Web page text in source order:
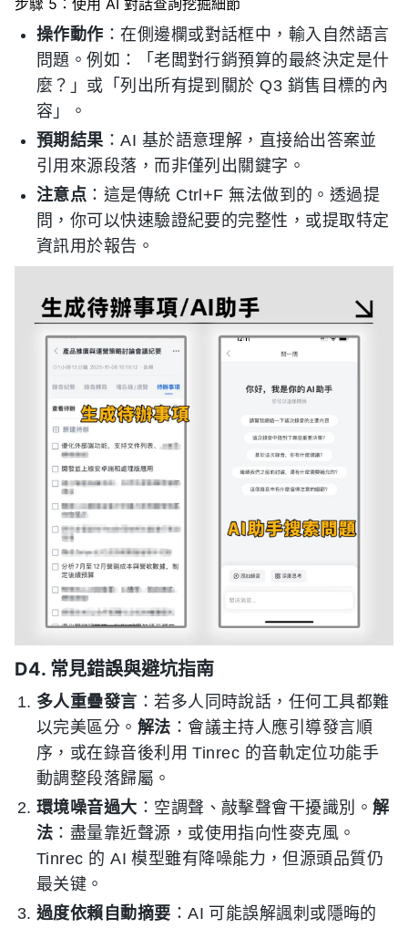
操作動作 ：在側邊欄或對話框中，輸入自然語言
問題。例如：「老闆對行銷預算的最終決定是什
麼？」或「列出所有提到關於 Q3 銷售目標的內
容」。
預期結果 ：AI 基於語意理解，直接給出答案並
引用來源段落，而非僅列出關鍵字。
注意点 ：這是傳統 Ctrl+F 無法做到的。透過提
問，你可以快速驗證紀要的完整性，或提取特定
資訊用於報告。
D4. 常見錯誤與避坑指南
多人重疊發言 ：若多人同時說話，任何工具都難
以完美區分。 解法 ：會議主持人應引導發言順
序，或在錄音後利用 Tinrec 的音軌定位功能手
動調整段落歸屬。
環境噪音過大 ：空調聲、敲擊聲會干擾識別。解
法 ：盡量靠近聲源，或使用指向性麥克風。
Tinrec 的 AI 模型雖有降噪能力，但源頭品質仍
最关键。
過度依賴自動摘要 ：AI 可能誤解諷刺或隱晦的